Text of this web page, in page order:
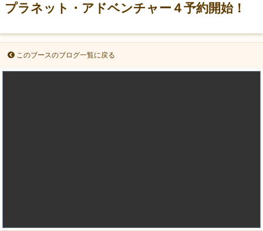
プラネット・アドベンチャー４予約開始！
このブースのブログ一覧に戻る